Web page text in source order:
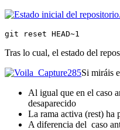
git reset HEAD~1
Tras lo cual, el estado del
Si miráis
Al igual que en el caso
desaparecido
La rama activa (rest) ha
A diferencia del caso